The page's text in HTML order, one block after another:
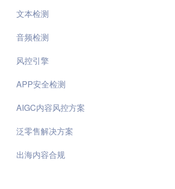
控
文本检测
音频检测
风控引擎
APP安全检测
AIGC内容风控方案
泛零售解决方案
出海内容合规